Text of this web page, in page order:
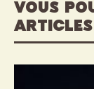
VOUS
ARTICLES